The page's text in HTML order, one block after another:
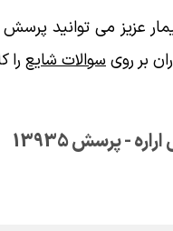
عزیز می توانید پرسش
بر رویسوالات شایع را
- پرسش 13935